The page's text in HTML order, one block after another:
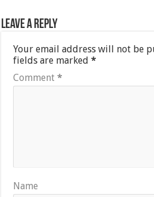
Leave a Reply
Your email address will not be
fields are marked*
Comment*
Name